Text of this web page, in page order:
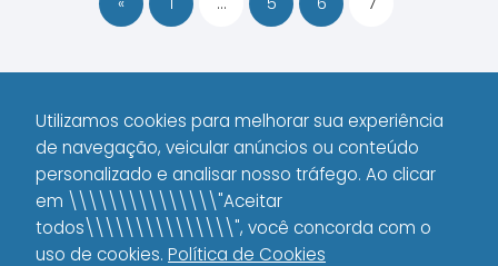
1000 WAYS Cartão de Credito Page 7
Copyright © 2025 Todos os Direitos Reservados
Utilizamos cookies para melhorar sua experiência
de navegação, veicular anúncios ou conteúdo
personalizado e analisar nosso tráfego. Ao clicar
em \\\\\\\\\\\\\\\"Aceitar
todos\\\\\\\\\\\\\\\", você concorda com o
uso de cookies. Política de Cookies